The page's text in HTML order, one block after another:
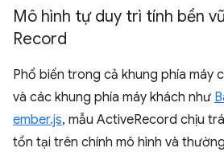
Mô hình tự duy trì tính bền
Record
Phổ biến trong cả khung phía máy
và các khung phía máy khách như
ember.js, mẫu ActiveRecord chịu
tồn tại trên chính mô hình và